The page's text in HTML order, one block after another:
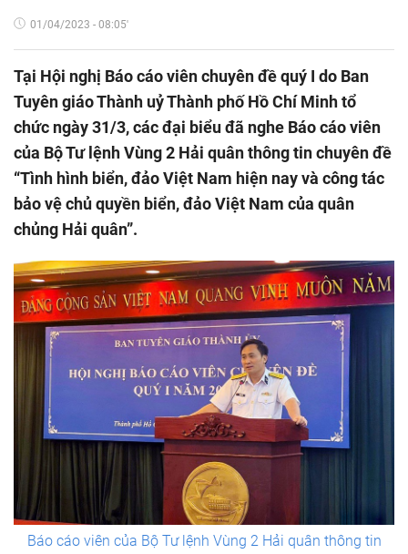
01/04/2023 - 08:05'
Tại Hội nghị Báo cáo viên chuyên đề quý I do Ban
Tuyên giáo Thành uỷ Thành phố Hồ Chí Minh tổ
chức ngày 31/3, các đại biểu đã nghe Báo cáo viên
của Bộ Tư lệnh Vùng 2 Hải quân thông tin chuyên đề
“Tình hình biển, đảo Việt Nam hiện nay và công tác
bảo vệ chủ quyền biển, đảo Việt Nam của quân
chủng Hải quân”.
Báo cáo viên của Bộ Tư lệnh Vùng 2 Hải quân thông tin